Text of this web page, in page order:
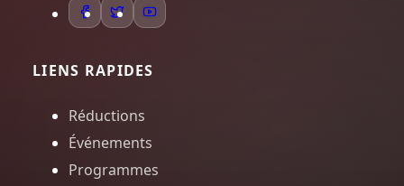
LIENS RAPIDES
Réductions
Événements
Programmes